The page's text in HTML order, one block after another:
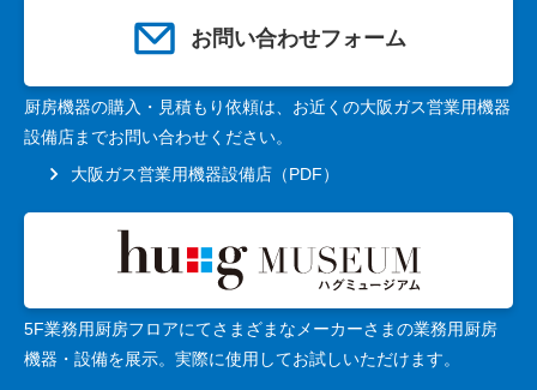
お問い合わせフォーム
厨房機器の購入・見積もり依頼は、お近くの大阪ガス営業用機器
設備店までお問い合わせください。
大阪ガス営業用機器設備店（PDF）
5F業務用厨房フロアにてさまざまなメーカーさまの業務用厨房
機器・設備を展示。実際に使用してお試しいただけます。